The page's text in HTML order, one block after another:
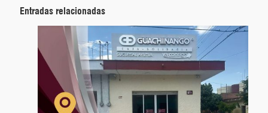
Entradas relacionadas